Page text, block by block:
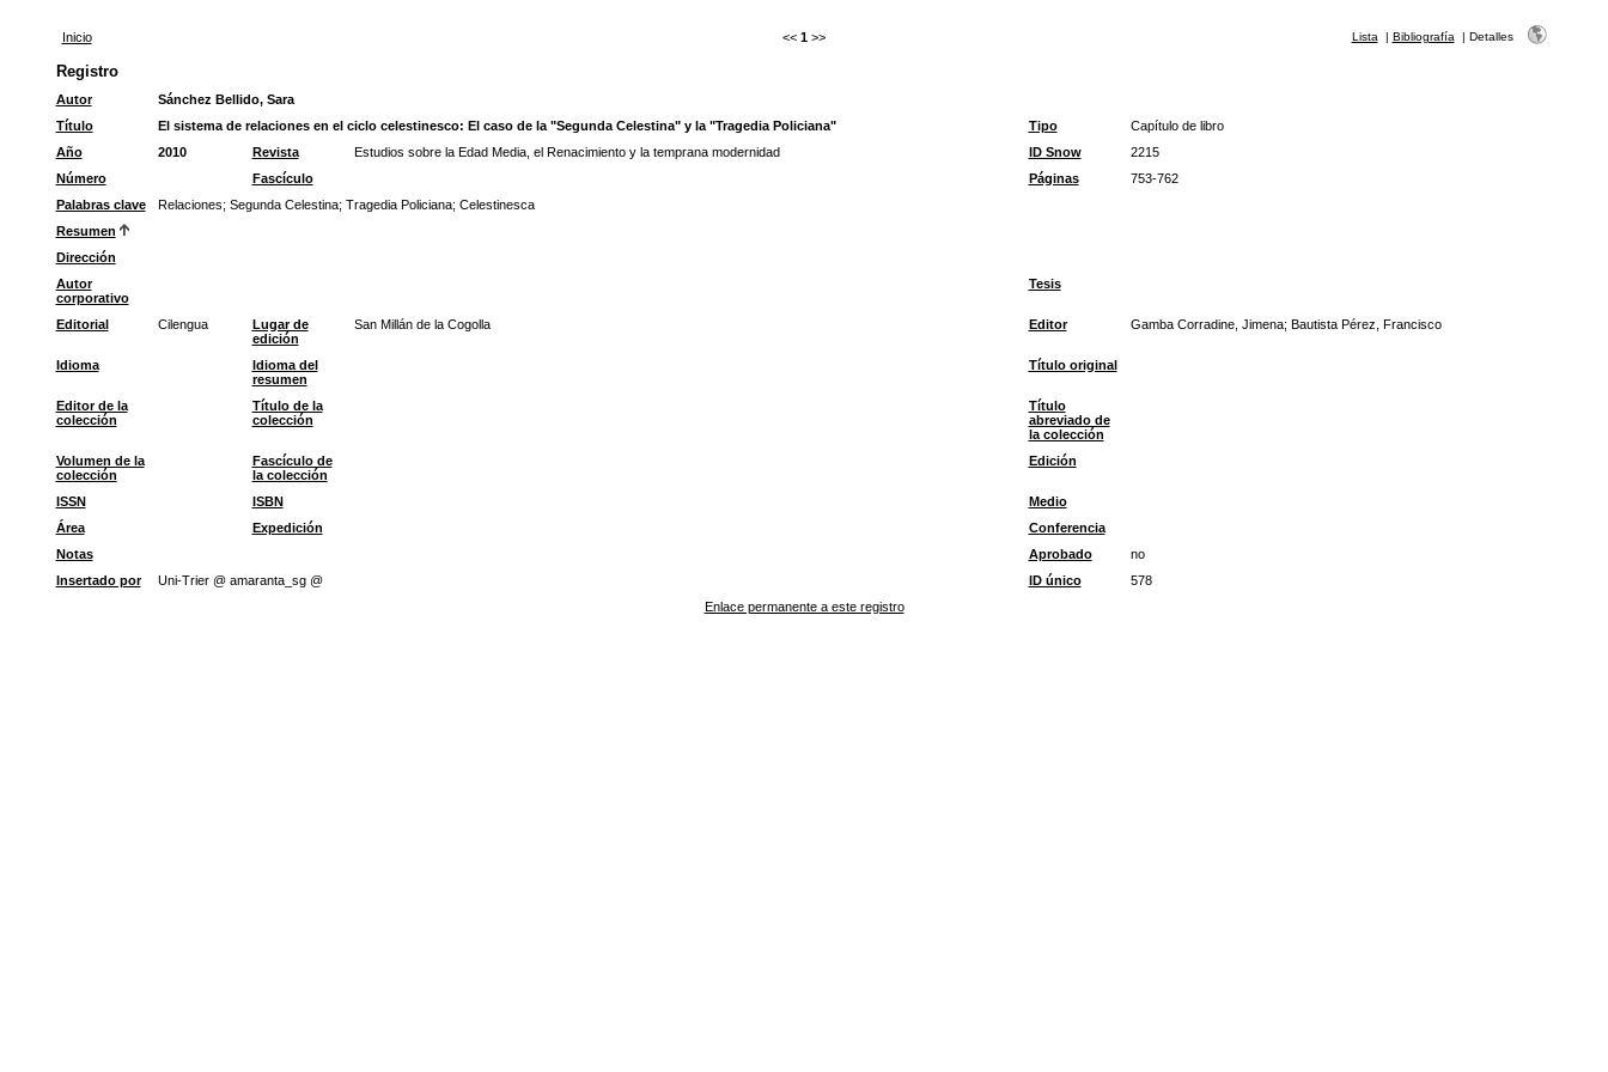
Inicio << 1 >> Lista | Bibliografía | Detalles
Registro
Autor
Sánchez Bellido, Sara
Título
El sistema de relaciones en el ciclo celestinesco: El caso de la "Segunda Celestina" y la "Tragedia Policiana" Tipo
Capítulo de libro
Año
2010 Revista Estudios sobre la Edad Media, el Renacimiento y la temprana modernidad ID Snow
2215
Número
Fascículo Páginas
753-762
Palabras clave
Relaciones; Segunda Celestina; Tragedia Policiana; Celestinesca
Resumen
Dirección
Autor
corporativo
Tesis
Editorial Cilengua
Lugar de
edición
San Millán de la Cogolla Editor Gamba Corradine, Jimena; Bautista Pérez, Francisco
Idioma
Idioma del
resumen
Título original
Editor de la
colección
Título de la
colección
Título
abreviado de
la colección
Volumen de la
colección
Fascículo de
la colección
Edición
ISSN ISBN
Medio
Área
Expedición
Conferencia
Notas
Aprobado
no
Insertado por
Uni-Trier @ amaranta_sg @ ID único
578
Enlace permanente a este registro